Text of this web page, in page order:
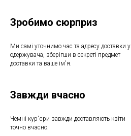
Зробимо сюрприз
Ми самі уточнимо час та адресу доставки у
одержувача, зберігши в секреті предмет
доставки та ваше ім'я.
Завжди вчасно
Чемні кур'єри завжди доставляють квіти
точно вчасно.